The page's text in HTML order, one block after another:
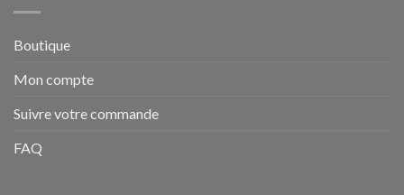
Boutique
Mon compte
Suivre votre commande
FAQ